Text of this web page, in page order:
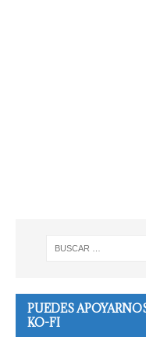
PUEDES
KO-FI